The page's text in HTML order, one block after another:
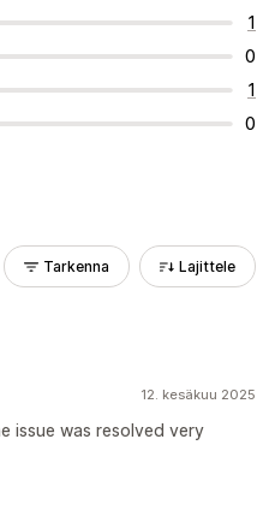
1
0
1
0
Tarkenna Lajittele
12. kesäkuu 2025
issue was resolved very